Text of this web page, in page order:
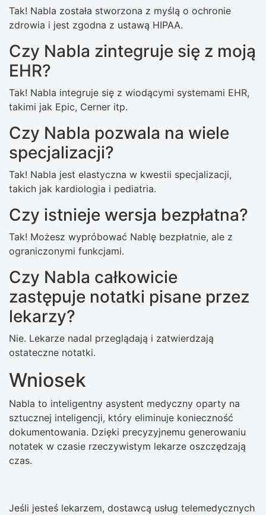
Tak! Nabla została stworzona z myślą o ochronie
zdrowia i jest zgodna z ustawą HIPAA.
Czy Nabla zintegruje się z moją
EHR?
Tak! Nabla integruje się z wiodącymi systemami EHR,
takimi jak Epic, Cerner itp.
Czy Nabla pozwala na wiele
specjalizacji?
Tak! Nabla jest elastyczna w kwestii specjalizacji,
takich jak kardiologia i pediatria.
Czy istnieje wersja bezpłatna?
Tak! Możesz wypróbować Nablę bezpłatnie, ale z
ograniczonymi funkcjami.
Czy Nabla całkowicie
zastępuje notatki pisane przez
lekarzy?
Nie. Lekarze nadal przeglądają i zatwierdzają
ostateczne notatki.
Wniosek
Nabla to inteligentny asystent medyczny oparty na
sztucznej inteligencji, który eliminuje konieczność
dokumentowania. Dzięki precyzyjnemu generowaniu
notatek w czasie rzeczywistym lekarze oszczędzają
czas.
Jeśli jesteś lekarzem, dostawcą usług telemedycznych